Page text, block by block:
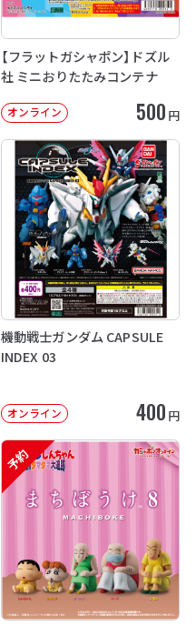
【フラットガシャポン】ドズル
社 ミニおりたたみコンテナ
オンライン 500 円
機動戦士ガンダム CAPSULE
INDEX 03
オンライン 400 円
予約